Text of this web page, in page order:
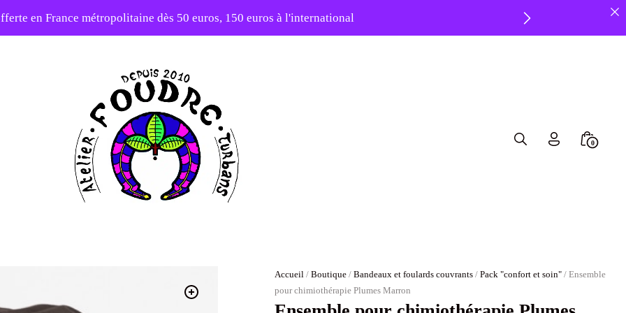
en France métropolitaine dès 50 euros, 150 euros à l'international
Search
0
Accueil /Boutique /Bandeaux et foulards couvrants /Pack "confort et soin" / Ensemble
pour chimiothérapie Plumes Marron